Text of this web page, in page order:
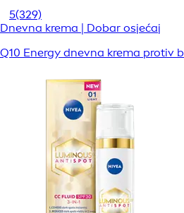
5(329)
Dnevna krema | Dobar osjećaj
Q10 Energy dnevna krema protiv